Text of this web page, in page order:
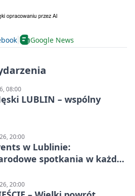
Google News
08:00
LUBLIN – wspólny
20:00
w Lublinie:
spotkania w każdą
20:00